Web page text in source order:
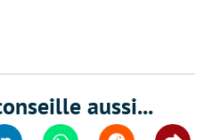
aussi...